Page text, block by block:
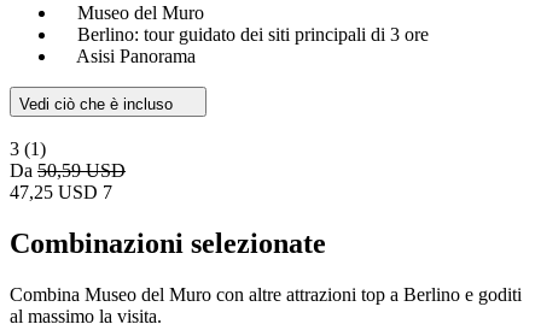
Museo del Muro
Berlino: tour guidato dei siti principali di 3 ore
Asisi Panorama
Vedi ciò che è incluso
3 (1)
Da 50,59 USD
47,25 USD 7
Combinazioni selezionate
Combina Museo del Muro con altre attrazioni top a Berlino e goditi
al massimo la visita.